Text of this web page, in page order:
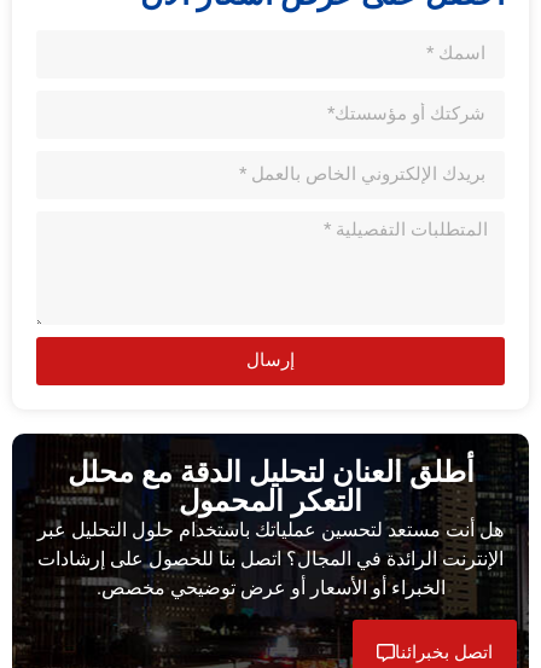
إرسال
أطلق العنان لتحليل الدقة مع محلل
التعكر المحمول
هل أنت مستعد لتحسين عملياتك باستخدام حلول التحليل عبر
الإنترنت الرائدة في المجال؟ اتصل بنا للحصول على إرشادات
الخبراء أو الأسعار أو عرض توضيحي مخصص.
اتصل بخبرائنا